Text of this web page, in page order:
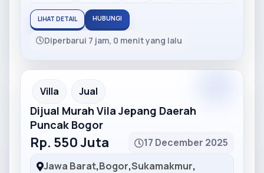
LIHAT DETAIL HUBUNGI
Diperbarui 7 jam, 0 menit yang lalu
Partner Ad
Villa Jual
Dijual Murah Vila Jepang Daerah
Puncak Bogor
Rp. 550 Juta
17 December 2025
Jawa Barat,Bogor,Sukamakmur,